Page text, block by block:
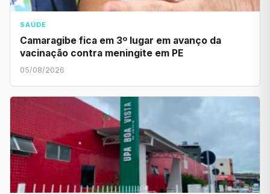
SAÚDE
Camaragibe fica em 3º lugar em avanço da
vacinação contra meningite em PE
05/08/2026